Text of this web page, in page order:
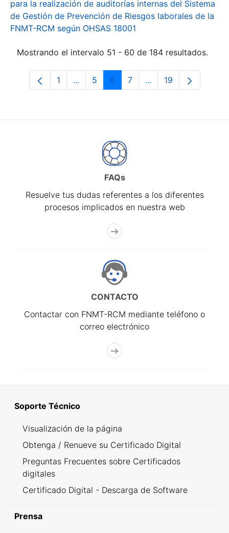
para la realización de auditorías internas del Sistema
de Gestión de Prevención de Riesgos laborales de la
FNMT-RCM según OHSAS 18001
Mostrando el intervalo 51 - 60 de 184 resultados.
Página
1 ...Páginas intermedias Use TAB para
Página
5 Página
6 Página
7 ...Páginas intermedias
Página
19
FAQs
Resuelve tus dudas referentes a los diferentes
procesos implicados en nuestra web
CONTACTO
Contactar con FNMT-RCM mediante teléfono o
correo electrónico
Soporte Técnico
Visualización de la página
Obtenga / Renueve su Certificado Digital
Preguntas Frecuentes sobre Certificados
digitales
Certificado Digital - Descarga de Software
Prensa